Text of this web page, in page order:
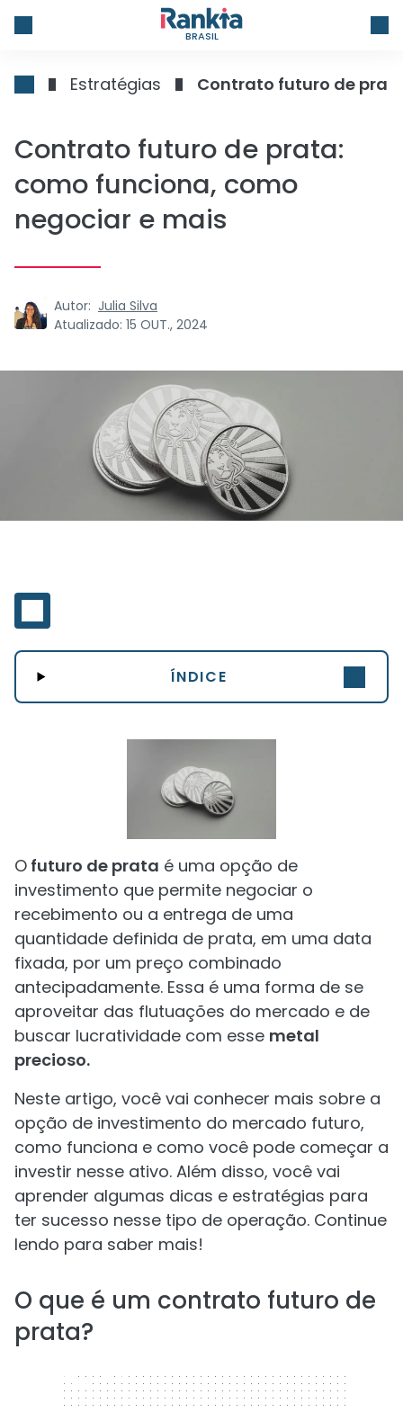
BRASIL
Estratégias Contrato futuro de
Contrato futuro de prata:
como funciona, como
negociar e mais
Autor: Julia Silva
Atualizado: 15 OUT., 2024
ÍNDICE
O futuro de prata é uma opção de
investimento que permite negociar o
recebimento ou a entrega de uma
quantidade definida de prata, em uma data
fixada, por um preço combinado
antecipadamente. Essa é uma forma de se
aproveitar das flutuações do mercado e de
buscar lucratividade com esse metal
precioso.
Neste artigo, você vai conhecer mais sobre a
opção de investimento do mercado futuro,
como funciona e como você pode começar a
investir nesse ativo. Além disso, você vai
aprender algumas dicas e estratégias para
ter sucesso nesse tipo de operação. Continue
lendo para saber mais!
O que é um contrato futuro de
prata?
320 x 50